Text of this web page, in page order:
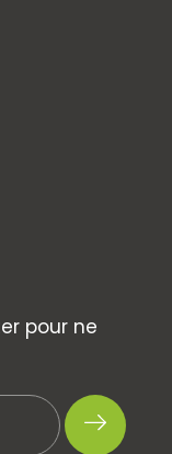
pour ne